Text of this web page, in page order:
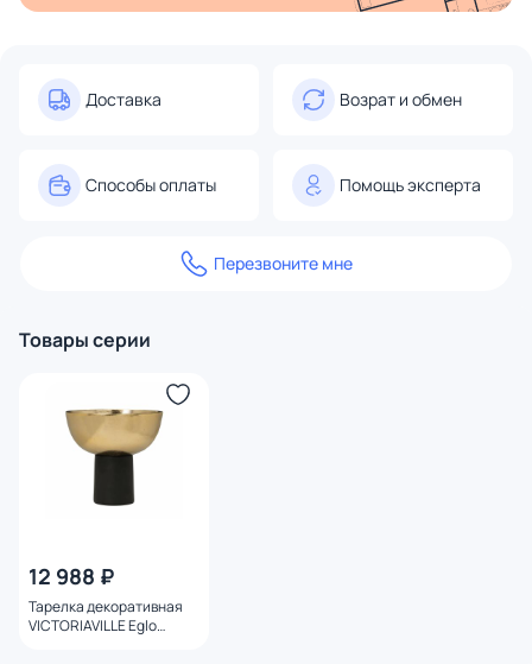
Доставка Возрат и обмен
Способы оплаты Помощь эксперта
Перезвоните мне
Товары серии
12 988 ₽
Тарелка декоративная
VICTORIAVILLE Eglo